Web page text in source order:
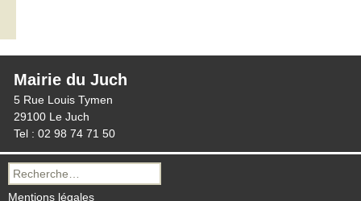
Mairie du Juch
5 Rue Louis Tymen
29100 Le Juch
Tel : 02 98 74 71 50
Recherche
pour :
Mentions légales